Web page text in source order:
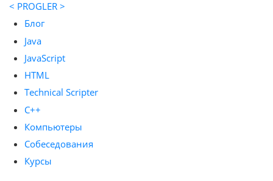
< PROGLER >
Блог
Java
JavaScript
HTML
Technical Scripter
C++
Компьютеры
Собеседования
Курсы